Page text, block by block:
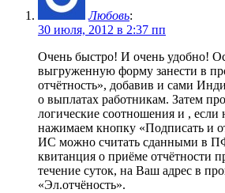
Любовь:
30 июля, 2012 в 2:37 пп
Очень быстро! И очень удобно!
выгруженную форму занести в
отчётность», добавив и сами
о выплатах работникам. Затем
логические соотношения и ,
нажимаем кнопку «Подписать и
ИС можно считать сданными в
квитанция о приёме отчётности
течение суток, на Ваш адрес в
«Эл.отчёность».